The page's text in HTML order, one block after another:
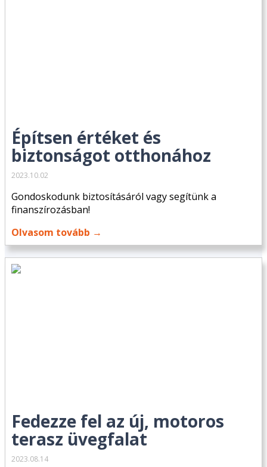
Építsen értéket és
biztonságot otthonához
2023.10.02
Gondoskodunk biztosításáról vagy segítünk a
finanszírozásban!
Olvasom tovább →
Fedezze fel az új, motoros
terasz üvegfalat
2023.08.14